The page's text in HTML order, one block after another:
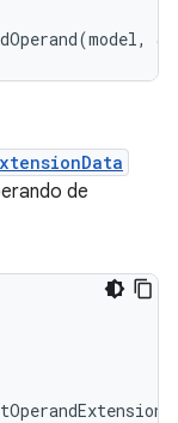
(model, &
de